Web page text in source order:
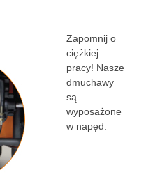
Zapomnij o
ciężkiej
pracy! Nasze
dmuchawy
są
wyposażone
w napęd.